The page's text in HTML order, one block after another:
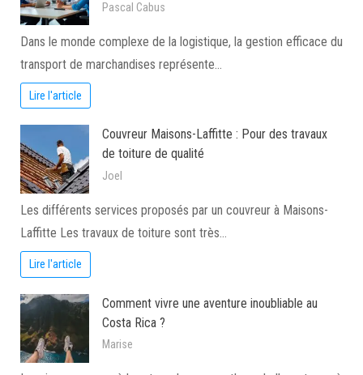
Pascal Cabus
Dans le monde complexe de la logistique, la gestion efficace du
transport de marchandises représente…
Lire l'article
Couvreur Maisons-Laffitte : Pour des travaux
de toiture de qualité
Joel
Les différents services proposés par un couvreur à Maisons-
Laffitte Les travaux de toiture sont très…
Lire l'article
Comment vivre une aventure inoubliable au
Costa Rica ?
Marise